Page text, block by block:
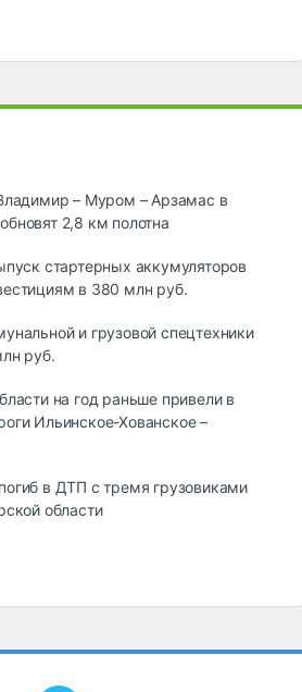
– Муром – Арзамас в
2,8 км полотна
стартерных аккумуляторов
в 380 млн руб.
и грузовой спецтехники
руб.
на год раньше привели в
Ильинское-Хованское –
в ДТП с тремя грузовиками
области